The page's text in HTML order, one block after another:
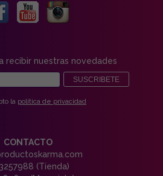
recibir nuestras novedades
SUSCRIBETE
la política de privacidad
CONTACTO
(Tienda)